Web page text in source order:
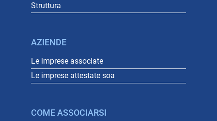
Struttura
AZIENDE
Le imprese associate
Le imprese attestate soa
COME ASSOCIARSI